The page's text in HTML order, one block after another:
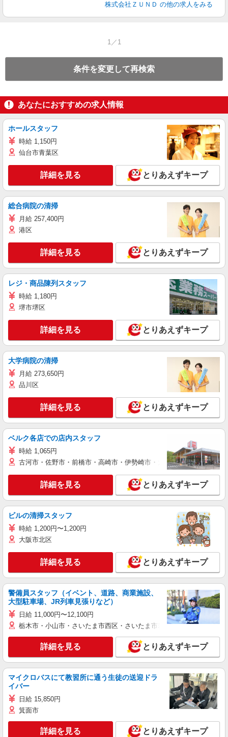
株式会社ＺＵＮＤ の他の求人をみる
1／1
条件を変更して再検索
あなたにおすすめの求人情報
ホールスタッフ
時給 1,150円
仙台市青葉区
詳細を見る とりあえずキープ
総合病院の清掃
月給 257,400円
港区
詳細を見る とりあえずキープ
レジ・商品陳列スタッフ
時給 1,180円
堺市堺区
詳細を見る とりあえずキープ
大学病院の清掃
月給 273,650円
品川区
詳細を見る とりあえずキープ
ベルク各店での店内スタッフ
時給 1,065円
古河市・佐野市・前橋市・高崎市・伊勢崎市・太田市・館林市・藤
詳細を見る とりあえずキープ
ビルの清掃スタッフ
時給 1,200円〜1,200円
大阪市北区
詳細を見る とりあえずキープ
警備員スタッフ（イベント、道路、商業施設、
大型駐車場、JR列車見張りなど）
日給 11,000円〜12,100円
栃木市・小山市・さいたま市西区・さいたま市岩槻区・久喜市・蓮田
詳細を見る とりあえずキープ
マイクロバスにて教習所に通う生徒の送迎ドラ
イバー
日給 15,850円
箕面市
詳細を見る とりあえずキープ